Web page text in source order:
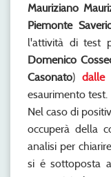
Mauriziano
Piemonte
l'attività di test
Domenico
Casonato) dalle
esaurimento test.
Nel caso di
occuperà della
analisi per
si é sottoposta